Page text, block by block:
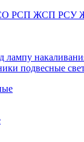
РСП ЖСП РСУ
подвесные